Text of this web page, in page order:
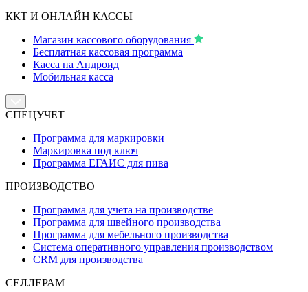
ККТ И ОНЛАЙН КАССЫ
Магазин кассового оборудования
Бесплатная кассовая программа
Касса на Андроид
Мобильная касса
СПЕЦУЧЕТ
Программа для маркировки
Маркировка под ключ
Программа ЕГАИС для пива
ПРОИЗВОДСТВО
Программа для учета на производстве
Программа для швейного производства
Программа для мебельного производства
Система оперативного управления производством
CRM для производства
СЕЛЛЕРАМ